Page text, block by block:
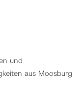
und
aus Moosburg